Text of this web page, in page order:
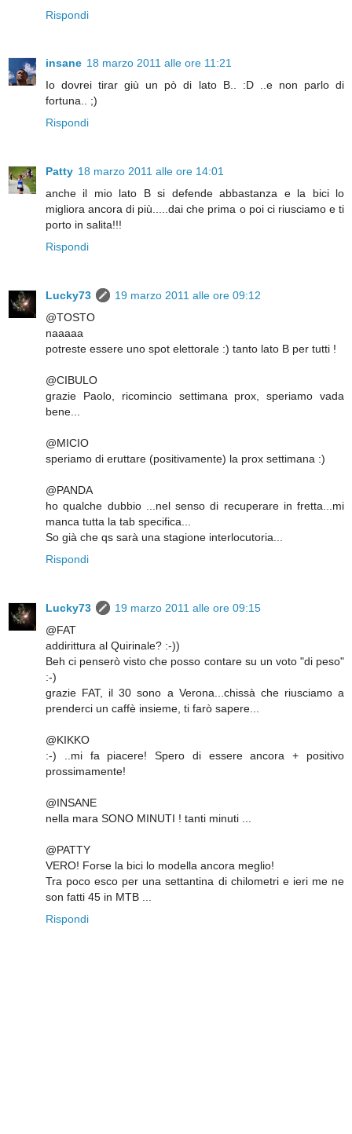
Rispondi
insane 18 marzo 2011 alle ore 11:21
Io dovrei tirar giù un pò di lato B.. :D ..e non parlo di
fortuna.. ;)
Rispondi
Patty 18 marzo 2011 alle ore 14:01
anche il mio lato B si defende abbastanza e la bici lo
migliora ancora di più.....dai che prima o poi ci riusciamo e ti
porto in salita!!!
Rispondi
Lucky73
19 marzo 2011 alle ore 09:12
@TOSTO
naaaaa
potreste essere uno spot elettorale :) tanto lato B per tutti !
@CIBULO
grazie Paolo, ricomincio settimana prox, speriamo vada
bene...
@MICIO
speriamo di eruttare (positivamente) la prox settimana :)
@PANDA
ho qualche dubbio ...nel senso di recuperare in fretta...mi
manca tutta la tab specifica...
So già che qs sarà una stagione interlocutoria...
Rispondi
Lucky73
19 marzo 2011 alle ore 09:15
@FAT
addirittura al Quirinale? :-))
Beh ci penserò visto che posso contare su un voto "di peso"
:-)
grazie FAT, il 30 sono a Verona...chissà che riusciamo a
prenderci un caffè insieme, ti farò sapere...
@KIKKO
:-) ..mi fa piacere! Spero di essere ancora + positivo
prossimamente!
@INSANE
nella mara SONO MINUTI ! tanti minuti ...
@PATTY
VERO! Forse la bici lo modella ancora meglio!
Tra poco esco per una settantina di chilometri e ieri me ne
son fatti 45 in MTB ...
Rispondi